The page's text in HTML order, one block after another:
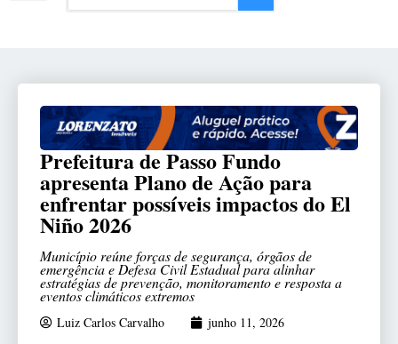
Prefeitura de Passo Fundo
apresenta Plano de Ação para
enfrentar possíveis impactos do El
Niño 2026
Município reúne forças de segurança, órgãos de
emergência e Defesa Civil Estadual para alinhar
estratégias de prevenção, monitoramento e resposta a
eventos climáticos extremos
Luiz Carlos Carvalho junho 11, 2026